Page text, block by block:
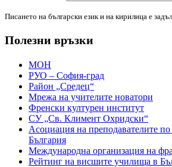
Писането на български език и на кирилица е
Полезни връзки
МОН
РУО – София-град
Район „Средец“
Мрежа на учителите новатори
Френски културен институт
СУ „Св. Климент Охридски“
Асоциация на преподавателите
България
Международна организация на
Рейтинг на висшите училища в